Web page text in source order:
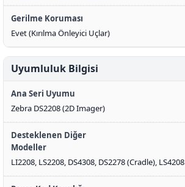
Gerilme Koruması
Evet (Kırılma Önleyici Uçlar)
Uyumluluk Bilgisi
Ana Seri Uyumu
Zebra DS2208 (2D Imager)
Desteklenen Diğer
Modeller
LI2208, LS2208, DS4308, DS2278 (Cradle), LS4208